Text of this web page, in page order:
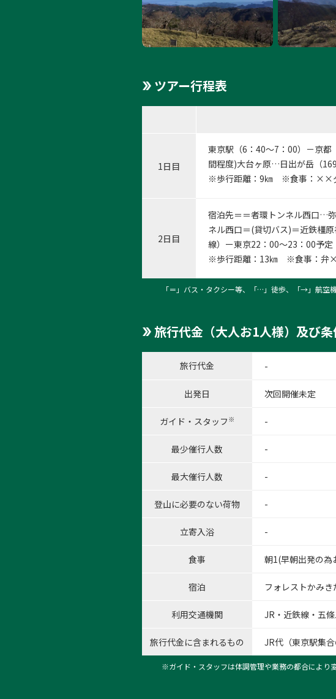
ツアー行程表
1日目
東京駅（6：40～7：00）－京
間程度)大台ヶ原…日出が岳（
※歩行距離：9㎞ ※食事：××
2日目
宿泊先＝＝者環トンネル西口…
ネル西口＝(貸切バス)＝近鉄橿
線）ー東京22：00～23：00予定
※歩行距離：13㎞ ※食事：
「＝」バス・タクシー等、「…」徒歩、「→」航空
旅行代金（大人お1人様）及び
旅行代金 -
出発日 次回開催未定
ガイド・スタッフ ※ -
最少催行人数 -
最大催行人数 -
登山に必要のない荷物 -
立寄入浴 -
食事 朝1(早朝出発の
宿泊 フォレストかみき
利用交通機関 JR・近鉄線・五
旅行代金に含まれるもの JR代（東京駅集
※ガイド・スタッフは体調管理や業務の都合により
1:大台ケ原
12